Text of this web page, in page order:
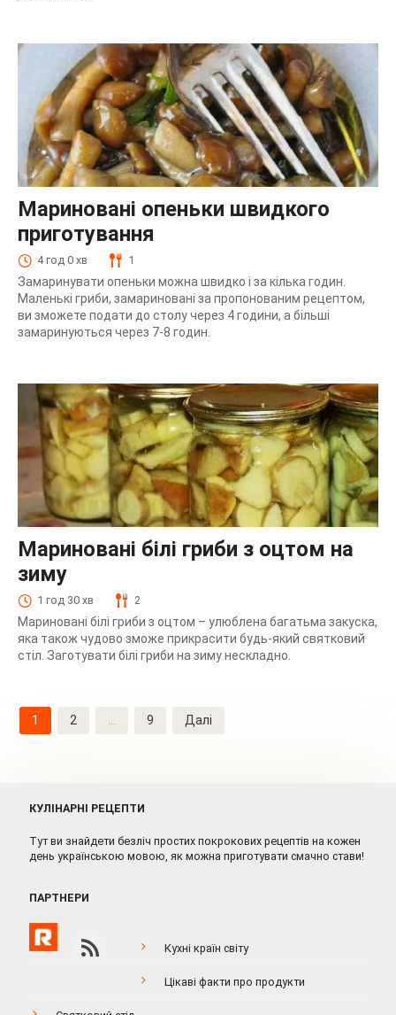
Мариновані опеньки швидкого
приготування
4 год 0 хв 1
Замаринувати опеньки можна швидко і за кілька годин.
Маленькі гриби, замариновані за пропонованим рецептом,
ви зможете подати до столу через 4 години, а більші
замаринуються через 7-8 годин.
Мариновані білі гриби з оцтом на
зиму
1 год 30 хв 2
Мариновані білі гриби з оцтом – улюблена багатьма закуска,
яка також чудово зможе прикрасити будь-який святковий
стіл. Заготувати білі гриби на зиму нескладно.
Навігація
записів
1 2 9 Далі
КУЛІНАРНІ РЕЦЕПТИ
Тут ви знайдети безліч простих покрокових рецептів на кожен
день українською мовою, як можна приготувати смачно стави!
ПАРТНЕРИ
Кухні країн світу
Цікаві факти про продукти